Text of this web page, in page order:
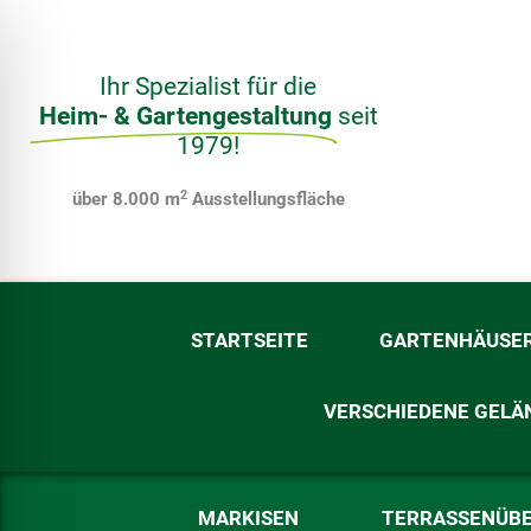
Ihr Spezialist für die
Heim- & Gartengestaltung seit
1979!
über 8.000 m2Ausstellungsfläche
STARTSEITE
VERSCHIEDENE
MARKISEN